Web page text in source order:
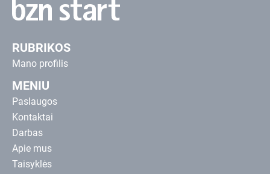
RUBRIKOS
Mano profilis
MENIU
Paslaugos
Kontaktai
Darbas
Apie mus
Taisyklės